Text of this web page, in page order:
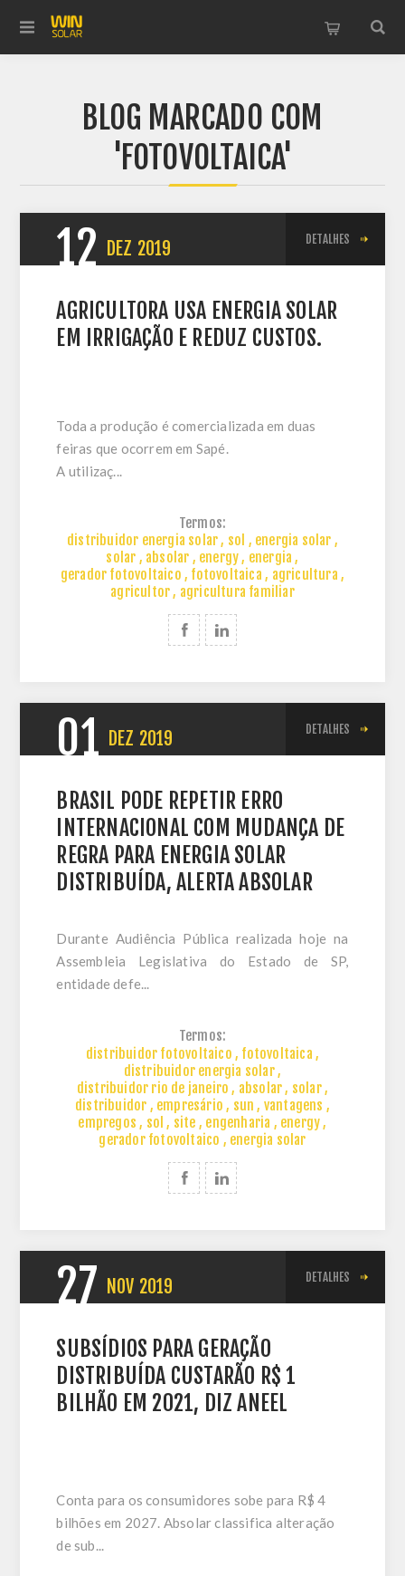
BLOG MARCADO COM
'FOTOVOLTAICA'
12 DEZ 2019 DETALHES
AGRICULTORA USA ENERGIA SOLAR
EM IRRIGAÇÃO E REDUZ CUSTOS.
Toda a produção é comercializada em duas
feiras que ocorrem em Sapé.
A utilizaç...
Termos:
distribuidor energia solar, sol , energia solar ,
solar , absolar , energy, energia ,
gerador fotovoltaico , fotovoltaica , agricultura ,
agricultor, agricultura familiar
01 DEZ 2019 DETALHES
BRASIL PODE REPETIR ERRO
INTERNACIONAL COM MUDANÇA DE
REGRA PARA ENERGIA SOLAR
DISTRIBUÍDA, ALERTA ABSOLAR
Durante Audiência Pública realizada hoje na
Assembleia Legislativa do Estado de SP,
entidade defe...
Termos:
distribuidor fotovoltaico , fotovoltaica ,
distribuidor energia solar,
distribuidor rio de janeiro , absolar, solar,
distribuidor , empresário , sun , vantagens ,
empregos , sol , site , engenharia , energy,
gerador fotovoltaico , energia solar
27 NOV 2019 DETALHES
SUBSÍDIOS PARA GERAÇÃO
DISTRIBUÍDA CUSTARÃO R$ 1
BILHÃO EM 2021, DIZ ANEEL
Conta para os consumidores sobe para R$ 4
bilhões em 2027. Absolar classifica alteração
de sub...